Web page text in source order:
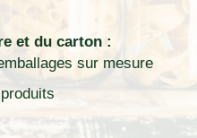
et du carton :
sur mesure